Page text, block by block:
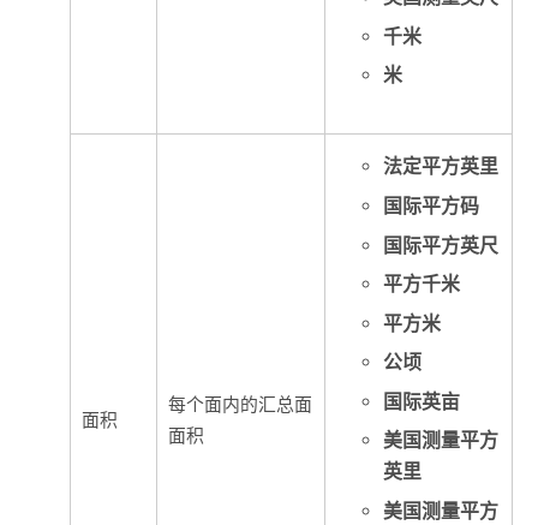
千米
米
面积
每个面内的汇总面
面积
法定平方英里
国际平方码
国际平方英尺
平方千米
平方米
公顷
国际英亩
美国测量平方
英里
美国测量平方